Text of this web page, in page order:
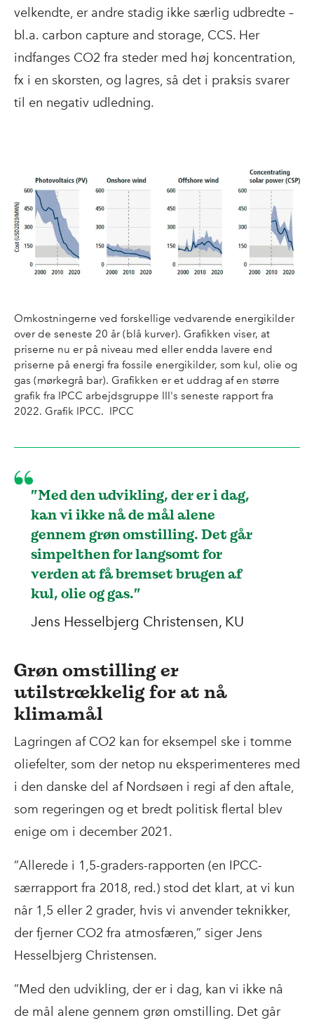
velkendte, er andre stadig ikke særlig udbredte –
bl.a. carbon capture and storage, CCS. Her
indfanges CO2 fra steder med høj koncentration,
fx i en skorsten, og lagres, så det i praksis svarer
til en negativ udledning.
Omkostningerne ved forskellige vedvarende energikilder
over de seneste 20 år (blå kurver). Grafikken viser, at
priserne nu er på niveau med eller endda lavere end
priserne på energi fra fossile energikilder, som kul, olie og
gas (mørkegrå bar). Grafikken er et uddrag af en større
grafik fra IPCC arbejdsgruppe III's seneste rapport fra
2022. Grafik IPCC. IPCC
”Med den udvikling, der er i dag,
kan vi ikke nå de mål alene
gennem grøn omstilling. Det går
simpelthen for langsomt for
verden at få bremset brugen af
kul, olie og gas.”
Jens Hesselbjerg Christensen, KU
Grøn omstilling er
utilstrækkelig for at nå
klimamål
Lagringen af CO2 kan for eksempel ske i tomme
oliefelter, som der netop nu eksperimenteres med
i den danske del af Nordsøen i regi af den aftale,
som regeringen og et bredt politisk flertal blev
enige om i december 2021.
”Allerede i 1,5-graders-rapporten (en IPCC-
særrapport fra 2018, red.) stod det klart, at vi kun
når 1,5 eller 2 grader, hvis vi anvender teknikker,
der fjerner CO2 fra atmosfæren,” siger Jens
Hesselbjerg Christensen.
”Med den udvikling, der er i dag, kan vi ikke nå
de mål alene gennem grøn omstilling. Det går